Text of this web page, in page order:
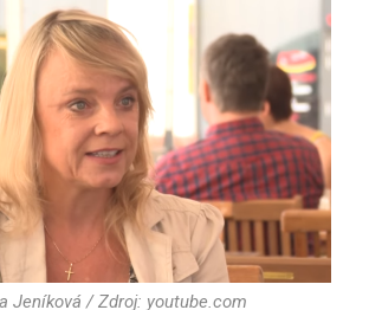
Jeníková / Zdroj: youtube.com